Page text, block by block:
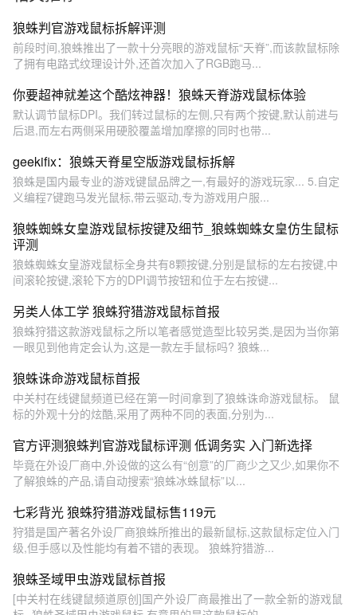
狼蛛判官游戏鼠标拆解评测
前段时间,狼蛛推出了一款十分亮眼的游戏鼠标“天脊”,而该款鼠标除
了拥有电路式纹理设计外,还首次加入了RGB跑马...
你要超神就差这个酷炫神器！狼蛛天脊游戏鼠标体验
默认调节鼠标DPI。我们转过鼠标的左侧,只有两个按键,默认前进与
后退,而左右两侧采用硬胶覆盖增加摩擦的同时也带...
geekifix：狼蛛天脊星空版游戏鼠标拆解
狼蛛是国内最专业的游戏键鼠品牌之一,有最好的游戏玩家... 5.自定
义编程7键跑马发光鼠标,带云驱动,专为游戏用户服...
狼蛛蜘蛛女皇游戏鼠标按键及细节_狼蛛蜘蛛女皇仿生鼠标
评测
狼蛛蜘蛛女皇游戏鼠标全身共有8颗按键,分别是鼠标的左右按键,中
间滚轮按键,滚轮下方的DPI调节按钮和位于左右按键...
另类人体工学 狼蛛狩猎游戏鼠标首报
狼蛛狩猎这款游戏鼠标之所以笔者感觉造型比较另类,是因为当你第
一眼见到他肯定会认为,这是一款左手鼠标吗? 狼蛛...
狼蛛诛命游戏鼠标首报
中关村在线键鼠频道已经在第一时间拿到了狼蛛诛命游戏鼠标。 鼠
标的外观十分的炫酷,采用了两种不同的表面,分别为...
官方评测狼蛛判官游戏鼠标评测 低调务实 入门新选择
毕竟在外设厂商中,外设做的这么有“创意”的厂商少之又少,如果你不
了解狼蛛的产品,请自动搜索“狼蛛冰蛛鼠标”以...
七彩背光 狼蛛狩猎游戏鼠标售119元
狩猎是国产著名外设厂商狼蛛所推出的最新鼠标,这款鼠标定位入门
级,但手感以及性能均有着不错的表现。 狼蛛狩猎游...
狼蛛圣域甲虫游戏鼠标首报
[中关村在线键鼠频道原创]国产外设厂商最推出了一款全新的游戏鼠